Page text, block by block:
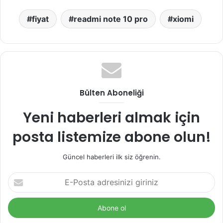
fiyat readmi note 10 pro xiomi
Bülten Aboneliği
Yeni haberleri almak için
posta listemize abone olun!
Güncel haberleri ilk siz öğrenin.
E
-
P
o